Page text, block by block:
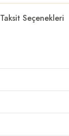
Taksit Seçenekleri